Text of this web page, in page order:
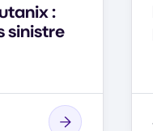
:
sinistre